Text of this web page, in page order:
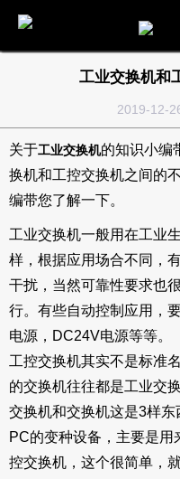
工业交换机和
2019-12-
关于工业交换机的知识小编
换机和工控交换机之间的
编带您了解一下。
工业交换机一般用在工业
样，根据应用场合不同，
干扰，当然可靠性要求也
行。有些自动控制应用，
电源，DC24V电源等等。
工控交换机其实不是标准
的交换机往往都是工业交
交换机和交换机这是3样
PC的变种设备，主要是
控交换机，这个很简单，
电话